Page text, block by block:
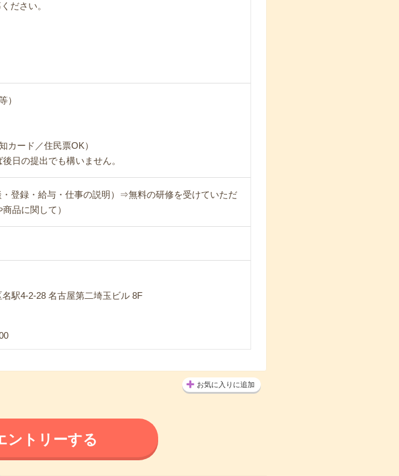
ださい。
）
カード／住民票OK）
日の提出でも構いません。
登録・給与・仕事の説明）⇒無料の研修を受けていただ
品に関して）
駅4-2-28 名古屋第二埼玉ビル 8F
お気に入りに追加
ントリーする